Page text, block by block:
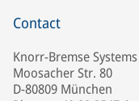
Contact
Knorr-Bremse
Moosacher Str. 80
D-80809 München